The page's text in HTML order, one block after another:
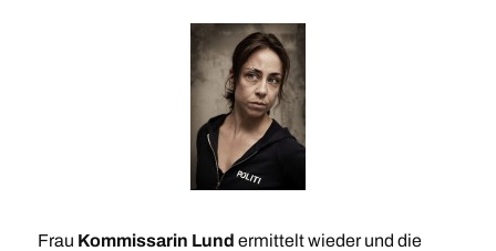
Frau Kommissarin Lund ermittelt wieder und die